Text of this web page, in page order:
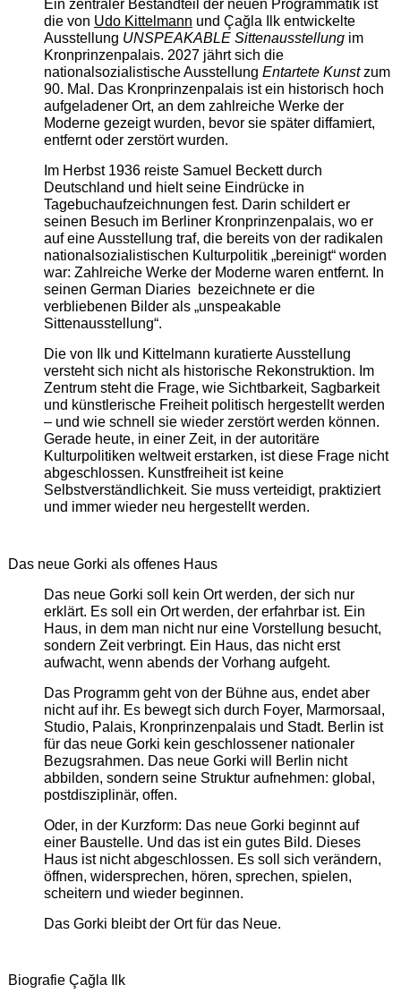
Ein zentraler Bestandteil der neuen Programmatik ist
die von Udo Kittelmann und Çağla Ilk entwickelte
Ausstellung UNSPEAKABLE Sittenausstellungim
Kronprinzenpalais. 2027 jährt sich die
nationalsozialistische Ausstellung Entartete Kunstzum
90. Mal. Das Kronprinzenpalais ist ein historisch hoch
aufgeladener Ort, an dem zahlreiche Werke der
Moderne gezeigt wurden, bevor sie später diffamiert,
entfernt oder zerstört wurden.
Im Herbst 1936 reiste Samuel Beckett durch
Deutschland und hielt seine Eindrücke in
Tagebuchaufzeichnungen fest. Darin schildert er
seinen Besuch im Berliner Kronprinzenpalais, wo er
auf eine Ausstellung traf, die bereits von der radikalen
nationalsozialistischen Kulturpolitik „bereinigt“ worden
war: Zahlreiche Werke der Moderne waren entfernt. In
seinen German Diaries bezeichnete er die
verbliebenen Bilder als „unspeakable
Sittenausstellung“.
Die von Ilk und Kittelmann kuratierte Ausstellung
versteht sich nicht als historische Rekonstruktion. Im
Zentrum steht die Frage, wie Sichtbarkeit, Sagbarkeit
und künstlerische Freiheit politisch hergestellt werden
– und wie schnell sie wieder zerstört werden können.
Gerade heute, in einer Zeit, in der autoritäre
Kulturpolitiken weltweit erstarken, ist diese Frage nicht
abgeschlossen. Kunstfreiheit ist keine
Selbstverständlichkeit. Sie muss verteidigt, praktiziert
und immer wieder neu hergestellt werden.
Das neue Gorki als offenes Haus
Das neue Gorki soll kein Ort werden, der sich nur
erklärt. Es soll ein Ort werden, der erfahrbar ist. Ein
Haus, in dem man nicht nur eine Vorstellung besucht,
sondern Zeit verbringt. Ein Haus, das nicht erst
aufwacht, wenn abends der Vorhang aufgeht.
Das Programm geht von der Bühne aus, endet aber
nicht auf ihr. Es bewegt sich durch Foyer, Marmorsaal,
Studio, Palais, Kronprinzenpalais und Stadt. Berlin ist
für das neue Gorki kein geschlossener nationaler
Bezugsrahmen. Das neue Gorki will Berlin nicht
abbilden, sondern seine Struktur aufnehmen: global,
postdisziplinär, offen.
Oder, in der Kurzform: Das neue Gorki beginnt auf
einer Baustelle. Und das ist ein gutes Bild. Dieses
Haus ist nicht abgeschlossen. Es soll sich verändern,
öffnen, widersprechen, hören, sprechen, spielen,
scheitern und wieder beginnen.
Das Gorki bleibt der Ort für das Neue.
Biografie Çağla Ilk